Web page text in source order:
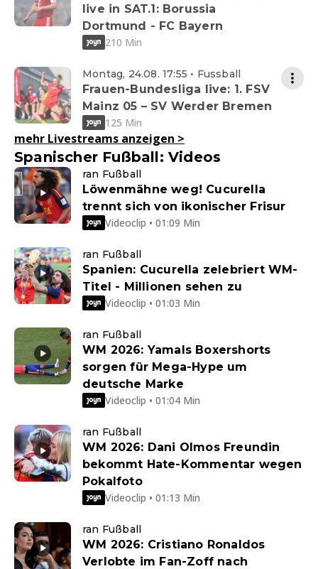
live in SAT.1: Borussia
Dortmund - FC Bayern
210 Min
Montag, 24.08. 17:55 • Fussball
Frauen-Bundesliga live: 1. FSV
Mainz 05 – SV Werder Bremen
125 Min
mehr Livestreams anzeigen >
Spanischer Fußball: Videos
ran Fußball
Löwenmähne weg! Cucurella
trennt sich von ikonischer Frisur
Videoclip • 01:09 Min
ran Fußball
Spanien: Cucurella zelebriert WM-
Titel - Millionen sehen zu
Videoclip • 01:03 Min
ran Fußball
WM 2026: Yamals Boxershorts
sorgen für Mega-Hype um
deutsche Marke
Videoclip • 01:04 Min
ran Fußball
WM 2026: Dani Olmos Freundin
bekommt Hate-Kommentar wegen
Pokalfoto
Videoclip • 01:13 Min
ran Fußball
WM 2026: Cristiano Ronaldos
Verlobte im Fan-Zoff nach